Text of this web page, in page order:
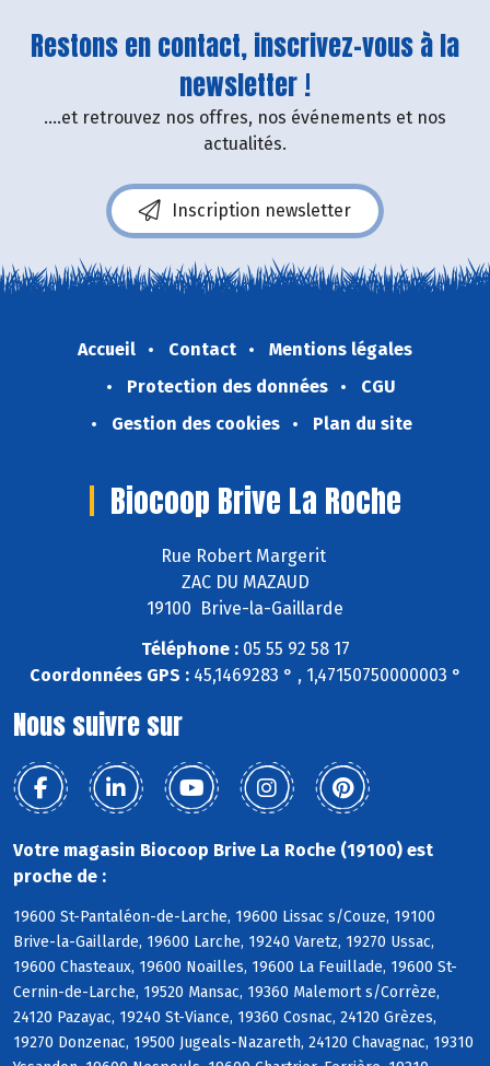
Restons en contact, inscrivez-vous à la
newsletter !
....et retrouvez nos offres, nos événements et nos
actualités.
Inscription newsletter
Accueil Contact
Mentions légales
Protection des données
CGU
Gestion des cookies
Plan du site
Biocoop Brive La Roche
Rue Robert Margerit
ZAC DU MAZAUD
19100 Brive-la-Gaillarde
Téléphone :05 55 92 58 17
Coordonnées GPS :45,1469283 ° , 1,47150750000003 °
Nous suivre sur
Votre magasin Biocoop Brive La Roche (19100) est
proche de :
19600 St-Pantaléon-de-Larche, 19600 Lissac s/Couze, 19100
Brive-la-Gaillarde, 19600 Larche, 19240 Varetz, 19270 Ussac,
19600 Chasteaux, 19600 Noailles, 19600 La Feuillade, 19600 St-
Cernin-de-Larche, 19520 Mansac, 19360 Malemort s/Corrèze,
24120 Pazayac, 19240 St-Viance, 19360 Cosnac, 24120 Grèzes,
19270 Donzenac, 19500 Jugeals-Nazareth, 24120 Chavagnac, 19310